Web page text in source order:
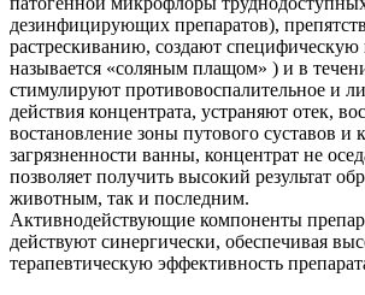
дезинфицирующих препаратов),
растрескиванию, создают
называется «соляным плащом» ) и в
стимулируют противовоспалительное и
действия концентрата, устраняют отек,
востановление зоны путового суставов и
загрязненности ванны, концентрат не
позволяет получить высокий результат
животным, так и последним.
Активнодействующие компоненты
действуют синергически, обеспечивая
терапевтическую эффективность